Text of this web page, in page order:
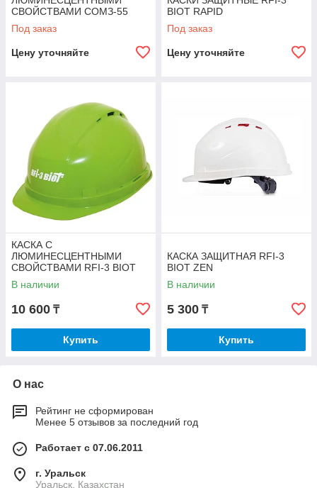
СВОЙСТВАМИ СОМЗ-55
FAVORIT
Под заказ
Цену уточняйте
BIOT RAPID
Под заказ
Цену уточняйте
КАСКА С
ЛЮМИНЕСЦЕНТНЫМИ
СВОЙСТВАМИ RFI-3 BIOT
RAPID (LIGHT)
В наличии
10 600 ₸
Купить
КАСКА ЗАЩИТНАЯ RFI-3
BIOT ZEN
В наличии
5 300 ₸
Купить
О нас
Рейтинг не сформирован
Менее 5 отзывов за последний год
Работает с 07.06.2011
г. Уральск
Уральск, Казахстан